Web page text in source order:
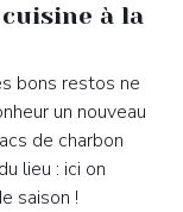
à la
bons restos ne
un nouveau
de charbon
lieu : ici on
saison !